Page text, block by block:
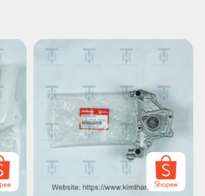
là một phụ kiện trang trí xe máy
quả cao.Phụ tùng xe SH2020
trọng hơn và cũng giúp bảo vệ pô
từ môi trường. Nếu bạn đang tìm
trí xe máy thì ốp pô màu đen xe
vời.
về ốp pô màu đen xe SH2020:
cao cấp